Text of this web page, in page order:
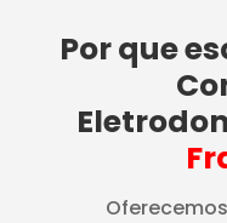
Por que